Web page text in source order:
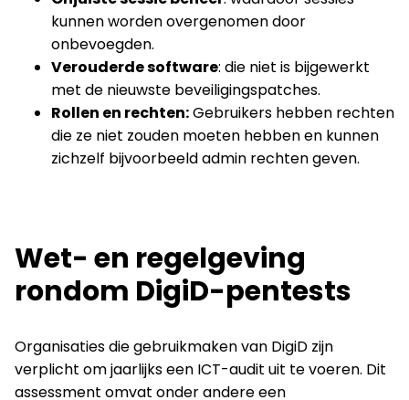
kunnen worden overgenomen door
onbevoegden.
Verouderde software: die niet is bijgewerkt
met de nieuwste beveiligingspatches.
Rollen en rechten:Gebruikers hebben rechten
die ze niet zouden moeten hebben en kunnen
zichzelf bijvoorbeeld admin rechten geven.
Wet- en regelgeving
rondom DigiD-pentests
Organisaties die gebruikmaken van DigiD zijn
verplicht om jaarlijks een ICT-audit uit te voeren. Dit
assessment omvat onder andere een